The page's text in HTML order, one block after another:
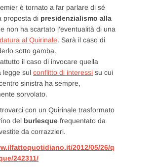
è tornato a far parlare di sé
proposta di presidenzialismo alla
e non ha scartato l’eventualità di una
al Quirinale. Sarà il caso di
sotto gamba.
il caso di invocare quella
legge sul conflitto di interessi su cui
sinistra ha sempre,
sorvolato.
con un Quirinale trasformato
del burlesque frequentato da
da corrazzieri.
2012/05/26/q
242311/